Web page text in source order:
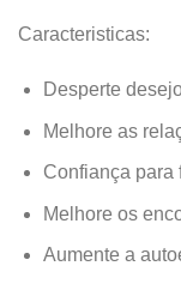
Caracteristicas:
Desperte
Melhore as
Confiança para
Melhore os
Aumente a